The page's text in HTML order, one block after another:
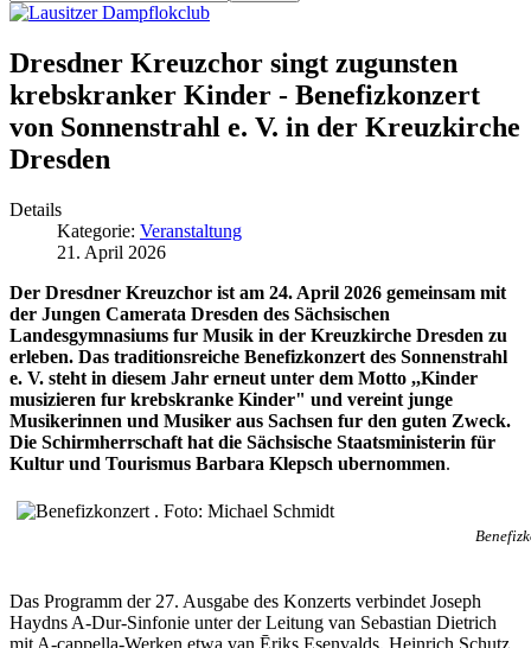
Dresdner Kreuzchor singt zugunsten
krebskranker Kinder - Benefizkonzert
von Sonnenstrahl e. V. in der Kreuzkirche
Dresden
Details
Kategorie: Veranstaltung
21. April 2026
Der Dresdner Kreuzchor ist am 24. April 2026 gemeinsam mit
der Jungen Camerata Dresden des Sächsischen
Landesgymnasiums fur Musik in der Kreuzkirche Dresden zu
erleben. Das traditionsreiche Benefizkonzert des Sonnenstrahl
e. V. steht in diesem Jahr erneut unter dem Motto ,,Kinder
musizieren fur krebskranke Kinder" und vereint junge
Musikerinnen und Musiker aus Sachsen fur den guten Zweck.
Die Schirmherrschaft hat die Sächsische Staatsministerin für
Kultur und Tourismus Barbara Klepsch ubernommen.
Das Programm der 27. Ausgabe des Konzerts verbindet Joseph
Haydns A-Dur-Sinfonie unter der Leitung van Sebastian Dietrich
mit A-cappella-Werken etwa van Ēriks Esenvalds, Heinrich Schutz